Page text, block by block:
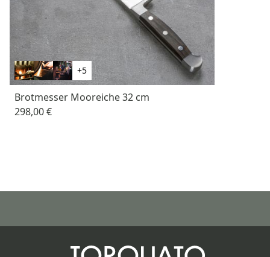
+5
Brotmesser Mooreiche 32 cm
298,00 €